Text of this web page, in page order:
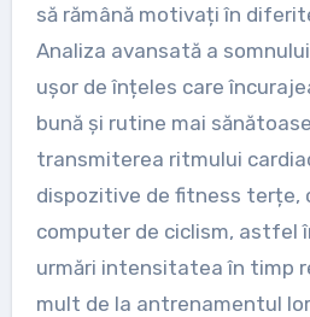
să rămână motivați în
Analiza avansată a
ușor de înțeles care
bună și rutine mai
transmiterea ritmului
dispozitive de fitness terțe,
computer de ciclism, astfel
urmări intensitatea în timp
mult de la antrenamentul